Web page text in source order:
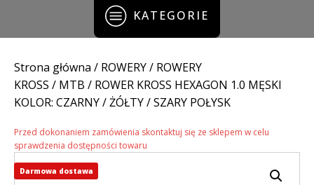
KATEGORIE
Strona główna / ROWERY/ ROWERY
KROSS / MTB / ROWER KROSS HEXAGON 1.0 MĘSKI
KOLOR: CZARNY / ŻÓŁTY / SZARY POŁYSK
Przed dokonaniem zamówienia skontaktuj się ze sklepem w celu
sprawdzenia dostępności towaru
Darmowa dostawa